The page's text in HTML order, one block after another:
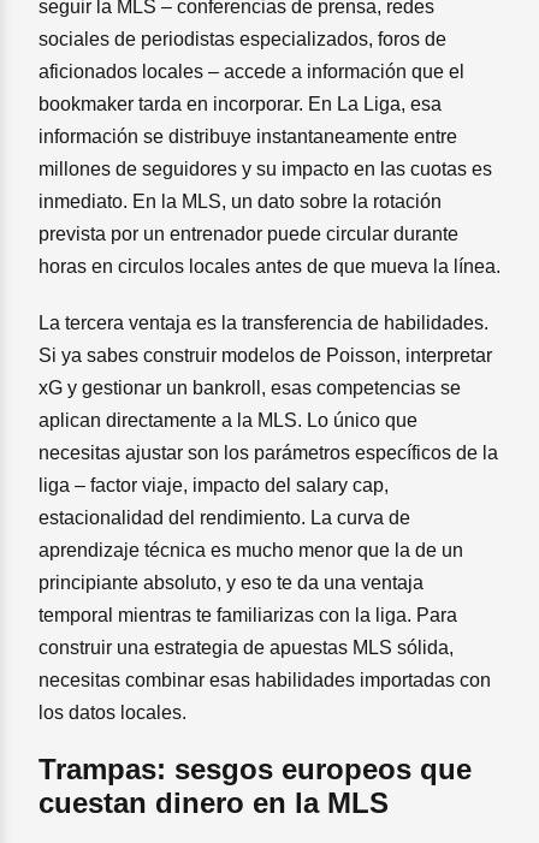
seguir la MLS – conferencias de prensa, redes
sociales de periodistas especializados, foros de
aficionados locales – accede a información que el
bookmaker tarda en incorporar. En La Liga, esa
información se distribuye instantaneamente entre
millones de seguidores y su impacto en las cuotas es
inmediato. En la MLS, un dato sobre la rotación
prevista por un entrenador puede circular durante
horas en circulos locales antes de que mueva la línea.
La tercera ventaja es la transferencia de habilidades.
Si ya sabes construir modelos de Poisson, interpretar
xG y gestionar un bankroll, esas competencias se
aplican directamente a la MLS. Lo único que
necesitas ajustar son los parámetros específicos de la
liga – factor viaje, impacto del salary cap,
estacionalidad del rendimiento. La curva de
aprendizaje técnica es mucho menor que la de un
principiante absoluto, y eso te da una ventaja
temporal mientras te familiarizas con la liga. Para
construir una estrategia de apuestas MLS sólida,
necesitas combinar esas habilidades importadas con
los datos locales.
Trampas: sesgos europeos que
cuestan dinero en la MLS